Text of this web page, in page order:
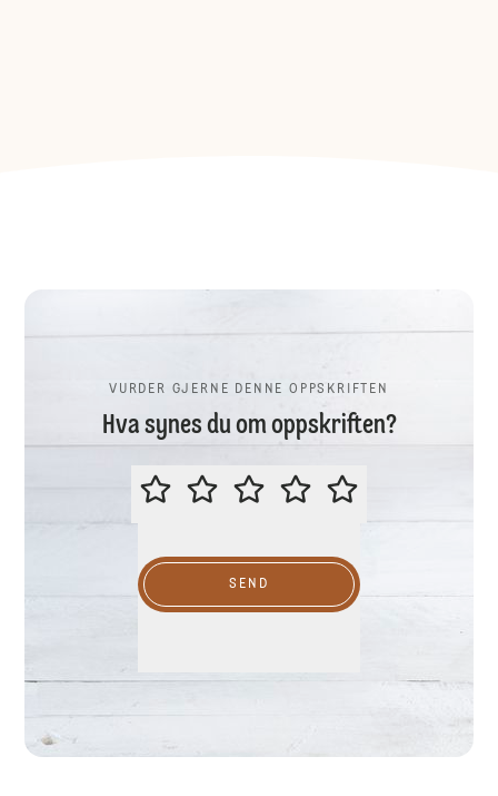
VURDER GJERNE DENNE OPPSKRIFTEN
Hva synes du om oppskriften?
VURDER GJERNE DENNE
SEND